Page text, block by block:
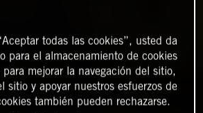
todas las cookies”, usted da
para el almacenamiento de cookies
mejorar la navegación del sitio,
sitio y apoyar nuestros esfuerzos de
también pueden rechazarse.